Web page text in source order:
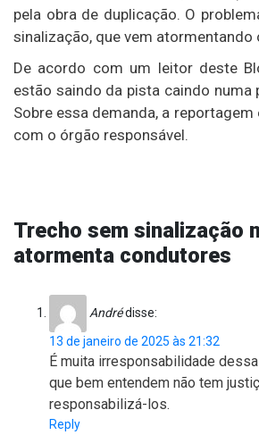
pela obra de duplicação. O
sinalização, que vem atormentando
De acordo com um leitor deste
estão saindo da pista caindo numa
Sobre essa demanda, a
com o órgão responsável.
Trecho sem sinalização
atormenta condutores
Andrédisse:
13 de janeiro de 2025 às 21:32
É muita irresponsabilidade
que bem entendem não tem
responsabilizá-los.
Reply